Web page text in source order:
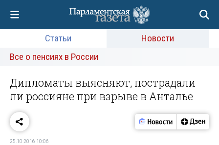
Статьи
Новости
Все о пенсиях в России
Дипломаты выясняют, пострадали
ли россияне при взрыве в Анталье
25.10.2016 10:06